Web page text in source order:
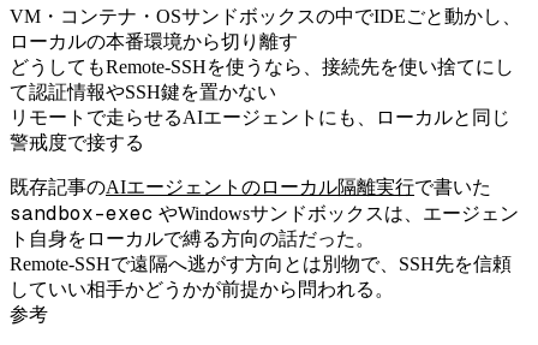
VM・コンテナ・OSサンドボックスの中でIDEごと動かし、
ローカルの本番環境から切り離す
どうしてもRemote-SSHを使うなら、接続先を使い捨てにし
て認証情報やSSH鍵を置かない
リモートで走らせるAIエージェントにも、ローカルと同じ
警戒度で接する
既存記事のAIエージェントのローカル隔離実行で書いた
sandbox-exec やWindowsサンドボックスは、エージェン
ト自身をローカルで縛る方向の話だった。
Remote-SSHで遠隔へ逃がす方向とは別物で、SSH先を信頼
していい相手かどうかが前提から問われる。
参考